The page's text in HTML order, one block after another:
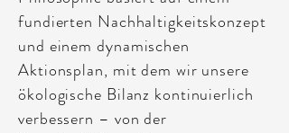
fundierten Nachhaltigkeitskonzept
und einem dynamischen
Aktionsplan, mit dem wir unsere
ökologische Bilanz kontinuierlich
verbessern – von der